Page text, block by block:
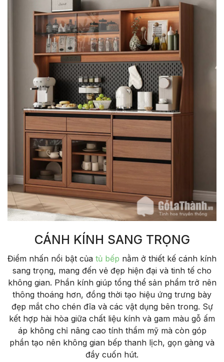
CÁNH KÍNH SANG TRỌNG
Điểm nhấn nổi bật của tủ bếp nằm ở thiết kế cánh kính
sang trọng, mang đến vẻ đẹp hiện đại và tinh tế cho
không gian. Phần kính giúp tổng thể sản phẩm trở nên
thông thoáng hơn, đồng thời tạo hiệu ứng trưng bày
đẹp mắt cho chén đĩa và các vật dụng bên trong. Sự
kết hợp hài hòa giữa chất liệu kính và gam màu gỗ ấm
áp không chỉ nâng cao tính thẩm mỹ mà còn góp
phần tạo nên không gian bếp thanh lịch, gọn gàng và
đầy cuốn hút.